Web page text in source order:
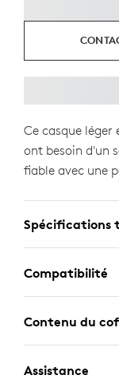
Ce casque
ont besoin d'un
fiable avec une
Spécifications
Compatibilité
Contenu du
Assistance